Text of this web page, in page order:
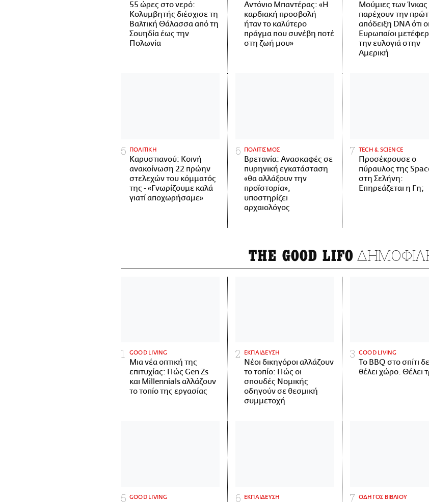
55 ώρες στο νερό:
Κολυμβητής διέσχισε τη
Βαλτική Θάλασσα από τη
Σουηδία έως την
Πολωνία
Αντόνιο Μπαντέρας: «Η
καρδιακή προσβολή
ήταν το καλύτερο
πράγμα που συνέβη ποτέ
στη ζωή μου»
Μούμιες των Ίνκας
παρέχουν την
απόδειξη DNA ότι οι
Ευρωπαίοι
την ευλογιά στην
Αμερική
ΠΟΛΙΤΙΚΗ
Καρυστιανού: Κοινή
ανακοίνωση 22 πρώην
στελεχών του κόμματός
της - «Γνωρίζουμε καλά
γιατί αποχωρήσαμε»
ΠΟΛΙΤΙΣΜΟΣ
Βρετανία: Ανασκαφές σε
πυρηνική εγκατάσταση
«θα αλλάξουν την
προϊστορία»,
υποστηρίζει
αρχαιολόγος
ΤECH & SCIENCE
Προσέκρουσε ο
πύραυλος της
στη Σελήνη:
Επηρεάζεται η Γη;
THE GOOD LIFO
GOOD LIVING
Μια νέα οπτική της
επιτυχίας: Πώς Gen Zs
και Millennials αλλάζουν
το τοπίο της εργασίας
ΕΚΠΑΙΔΕΥΣΗ
Νέοι δικηγόροι αλλάζουν
το τοπίο: Πώς οι
σπουδές Νομικής
οδηγούν σε θεσμική
συμμετοχή
GOOD LIVING
Το BBQ στο σπίτι
θέλει χώρο. Θέλει
GOOD LIVING ΕΚΠΑΙΔΕΥΣΗ ΟΔΗΓΟΣ ΒΙΒΛΙΟΥ